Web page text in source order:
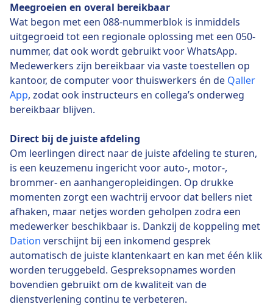
Meegroeien en overal bereikbaar
Wat begon met een 088-nummerblok is inmiddels
uitgegroeid tot een regionale oplossing met een 050-
nummer, dat ook wordt gebruikt voor WhatsApp.
Medewerkers zijn bereikbaar via vaste toestellen op
kantoor, de computer voor thuiswerkers én de Qaller
App, zodat ook instructeurs en collega’s onderweg
bereikbaar blijven.
Direct bij de juiste afdeling
Om leerlingen direct naar de juiste afdeling te sturen,
is een keuzemenu ingericht voor auto-, motor-,
brommer- en aanhangeropleidingen. Op drukke
momenten zorgt een wachtrij ervoor dat bellers niet
afhaken, maar netjes worden geholpen zodra een
medewerker beschikbaar is. Dankzij de koppeling met
Dation verschijnt bij een inkomend gesprek
automatisch de juiste klantenkaart en kan met één klik
worden teruggebeld. Gespreksopnames worden
bovendien gebruikt om de kwaliteit van de
dienstverlening continu te verbeteren.